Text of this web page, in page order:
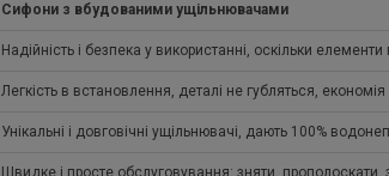
Сифони з вбудованими ущільнювачами
Надійність і безпека у використанні, оскільки елементи
Легкість в встановлення, деталі не губляться, економія
Унікальні і довговічні ущільнювачі, дають 100%
Швидке і просте обслуговування: зняти, прополоскати,